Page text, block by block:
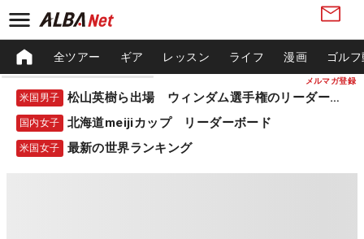
メルマガ登録
全ツアー ギア レッスン ライフ 漫画 ゴル
米国男子 松山英樹ら出場 ウィンダム選手権のリーダーボード
国内女子 北海道meijiカップ リーダーボード
米国女子 最新の世界ランキング